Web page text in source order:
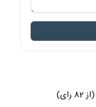
(از82 رای)